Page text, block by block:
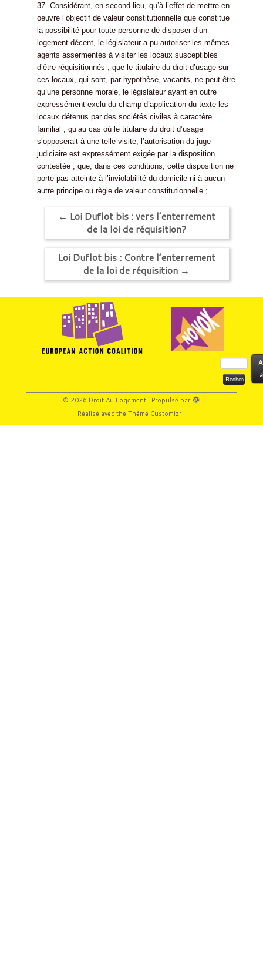
37. Considérant, en second lieu, qu’à l’effet de mettre en
oeuvre l’objectif de valeur constitutionnelle que constitue
la possibilité pour toute personne de disposer d’un
logement décent, le législateur a pu autoriser les mêmes
agents assermentés à visiter les locaux susceptibles
d’être réquisitionnés ; que le titulaire du droit d’usage sur
ces locaux, qui sont, par hypothèse, vacants, ne peut être
qu’une personne morale, le législateur ayant en outre
expressément exclu du champ d’application du texte les
locaux détenus par des sociétés civiles à caractère
familial ; qu’au cas où le titulaire du droit d’usage
s’opposerait à une telle visite, l’autorisation du juge
judiciaire est expressément exigée par la disposition
contestée ; que, dans ces conditions, cette disposition ne
porte pas atteinte à l’inviolabilité du domicile ni à aucun
autre principe ou règle de valeur constitutionnelle ;
← Loi Duflot bis : vers l’enterrement
de la loi de réquisition?
Loi Duflot bis : Contre l’enterrement
de la loi de réquisition →
Rechercher :
· © 2026 Droit Au Logement· Propulsé par
·
Réalisé avec theThème Customizr·